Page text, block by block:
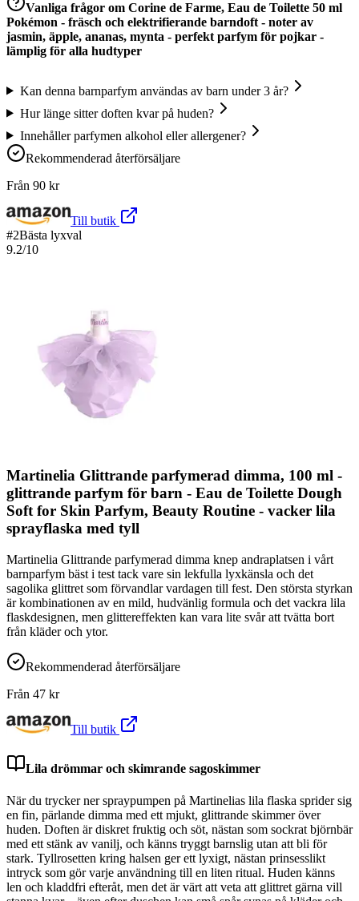
Vanliga frågor om Corine de Farme, Eau de Toilette 50 ml
Pokémon - fräsch och elektrifierande barndoft - noter av
jasmin, äpple, ananas, mynta - perfekt parfym för pojkar -
lämplig för alla hudtyper
Kan denna barnparfym användas av barn under 3 år?
Hur länge sitter doften kvar på huden?
Innehåller parfymen alkohol eller allergener?
Rekommenderad återförsäljare
Från 90 kr
Till butik
#2Bästa lyxval
9.2/10
Martinelia Glittrande parfymerad dimma, 100 ml -
glittrande parfym för barn - Eau de Toilette Dough
Soft for Skin Parfym, Beauty Routine - vacker lila
sprayflaska med tyll
Martinelia Glittrande parfymerad dimma knep andraplatsen i vårt
barnparfym bäst i test tack vare sin lekfulla lyxkänsla och det
sagolika glittret som förvandlar vardagen till fest. Den största styrkan
är kombinationen av en mild, hudvänlig formula och det vackra lila
flaskdesignen, men glittereffekten kan vara lite svår att tvätta bort
från kläder och ytor.
Rekommenderad återförsäljare
Från 47 kr
Till butik
Lila drömmar och skimrande sagoskimmer
När du trycker ner spraypumpen på Martinelias lila flaska sprider sig
en fin, pärlande dimma med ett mjukt, glittrande skimmer över
huden. Doften är diskret fruktig och söt, nästan som sockrat björnbär
med ett stänk av vanilj, och känns tryggt barnslig utan att bli för
stark. Tyllrosetten kring halsen ger ett lyxigt, nästan prinsesslikt
intryck som gör varje användning till en liten ritual. Huden känns
len och kladdfri efteråt, men det är värt att veta att glittret gärna vill